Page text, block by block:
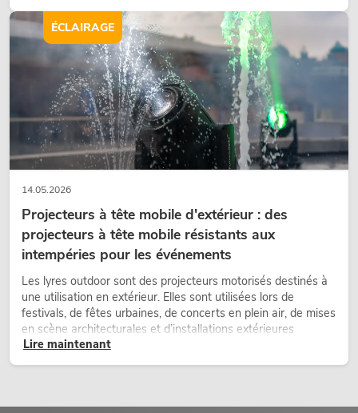
scènes et peut rendre les configurations LED techniques plus
émotionnelles.
14.05.2026
Projecteurs à tête mobile d'extérieur : des
projecteurs à tête mobile résistants aux
intempéries pour les événements
Les lyres outdoor sont des projecteurs motorisés destinés à
une utilisation en extérieur. Elles sont utilisées lors de
festivals, de fêtes urbaines, de concerts en plein air, de mises
en scène architecturales et d’installations extérieures
temporaires.
Lire maintenant
ÉCLAIRAGE